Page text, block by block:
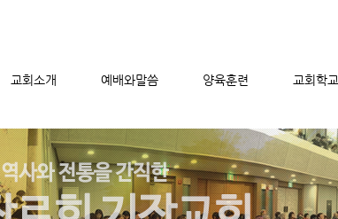
교회소개 예배와말씀 양육훈련 교회학교
뉴 건너뛰기